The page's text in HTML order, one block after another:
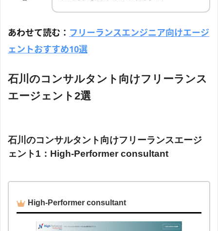
あわせて読む： フリーランスエンジニア向けエージ
ェントおすすめ10選
石川のコンサルタント向けフリーランス
エージェント2選
石川のコンサルタント向けフリーランスエージ
ェント1：High-Performer consultant
High-Performer consultant